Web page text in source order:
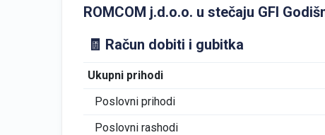
ROMCOM j.d.o.o. u stečaju GFI
🧾 Račun dobiti i gubitka
Ukupni prihodi
Poslovni prihodi
Poslovni rashodi